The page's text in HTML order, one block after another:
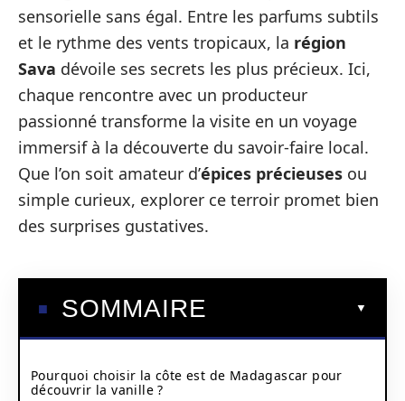
sensorielle sans égal. Entre les parfums subtils
et le rythme des vents tropicaux, la région
Sava dévoile ses secrets les plus précieux. Ici,
chaque rencontre avec un producteur
passionné transforme la visite en un voyage
immersif à la découverte du savoir-faire local.
Que l’on soit amateur d’épices précieuses ou
simple curieux, explorer ce terroir promet bien
des surprises gustatives.
SOMMAIRE
Pourquoi choisir la côte est de Madagascar pour
découvrir la vanille ?